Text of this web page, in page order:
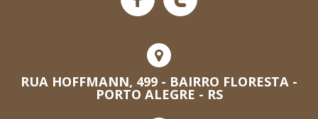
RUA HOFFMANN, 499 - BAIRRO FLORESTA -
PORTO ALEGRE - RS